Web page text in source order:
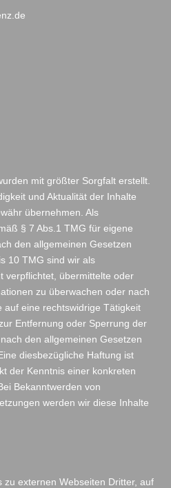
mit größter Sorgfalt erstellt.
und Aktualität der Inhalte
übernehmen. Als
§ 7 Abs.1 TMG für eigene
den allgemeinen Gesetzen
10 TMG sind wir als
verpflichtet, übermittelte oder
zu überwachen oder nach
auf eine rechtswidrige Tätigkeit
Entfernung oder Sperrung der
den allgemeinen Gesetzen
diesbezügliche Haftung ist
der Kenntnis einer konkreten
Bekanntwerden von
werden wir diese Inhalte
zu externen Webseiten Dritter, auf